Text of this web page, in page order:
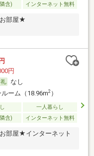
含) インターネット無料
部屋★
円
なし
ーム（18.96m2）
一人暮らし
含) インターネット無料
部屋★インターネット